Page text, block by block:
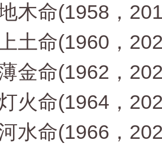
木命(1958，
土命(1960，
金命(1962，
火命(1964，
水命(1966，